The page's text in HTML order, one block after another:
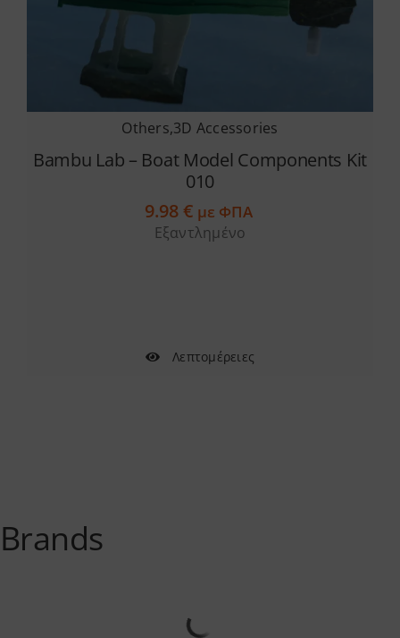
Academy
Software
Blog
Επικοινωνία
Others,3D Accessories
Bambu Lab – Boat Model Components Kit
010
9.98€ με ΦΠΑ
Εξαντλημένο
Λεπτομέρειες
Brands